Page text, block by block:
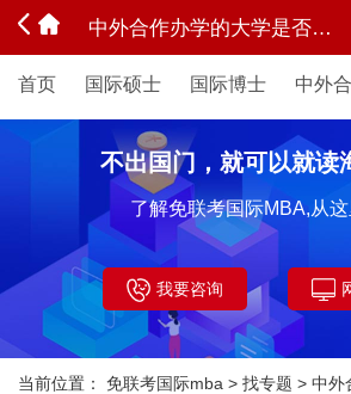
中外合作办学的大学是否值得大家报名呢
首页 国际硕士 国际博士 中外
不出国门，就可以就读
了解免联考国际MBA,从
我要咨询
当前位置： 免联考国际mba > 找专题 > 中外